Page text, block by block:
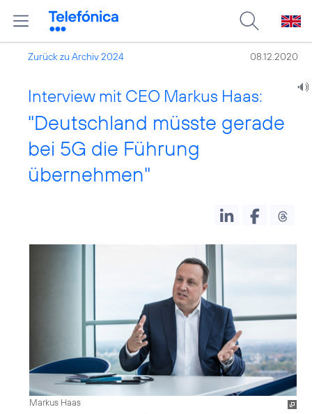
Zurück zu Archiv 2024 08.12.2020
Interview mit CEO Markus Haas:
"Deutschland müsste gerade
bei 5G die Führung
übernehmen"
Markus Haas